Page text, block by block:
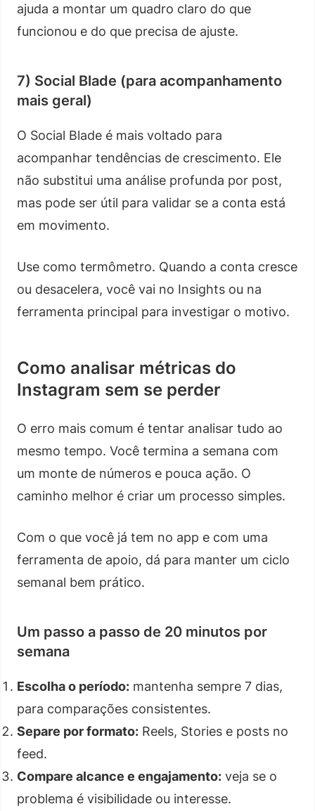
ajuda a montar um quadro claro do que
funcionou e do que precisa de ajuste.
7) Social Blade (para acompanhamento
mais geral)
O Social Blade é mais voltado para
acompanhar tendências de crescimento. Ele
não substitui uma análise profunda por post,
mas pode ser útil para validar se a conta está
em movimento.
Use como termômetro. Quando a conta cresce
ou desacelera, você vai no Insights ou na
ferramenta principal para investigar o motivo.
Como analisar métricas do
Instagram sem se perder
O erro mais comum é tentar analisar tudo ao
mesmo tempo. Você termina a semana com
um monte de números e pouca ação. O
caminho melhor é criar um processo simples.
Com o que você já tem no app e com uma
ferramenta de apoio, dá para manter um ciclo
semanal bem prático.
Um passo a passo de 20 minutos por
semana
Escolha o período: mantenha sempre 7 dias,
para comparações consistentes.
Separe por formato: Reels, Stories e posts no
feed.
Compare alcance e engajamento: veja se o
problema é visibilidade ou interesse.